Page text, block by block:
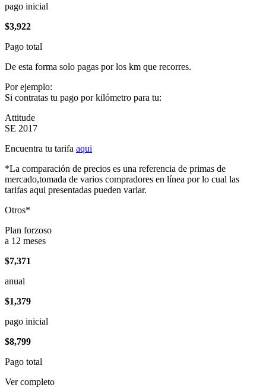
pago inicial
$3,922
Pago total
De esta forma solo pagas por los km que recorres.
Por ejemplo:
Si contratas tu pago por kilómetro para tu:
Attitude
SE 2017
Encuentra tu tarifa aqui
*La comparación de precios es una referencia de primas de
mercado,tomada de varios compradores en línea por lo cual las
tarifas aqui presentadas pueden variar.
Otros*
Plan forzoso
a 12 meses
$7,371
anual
$1,379
pago inicial
$8,799
Pago total
Ver completo